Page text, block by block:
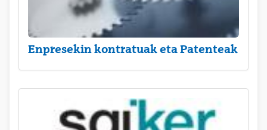
Enpresekin kontratuak eta Patenteak